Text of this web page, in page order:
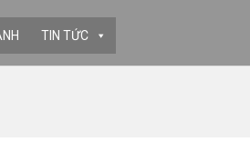
TIN TỨC